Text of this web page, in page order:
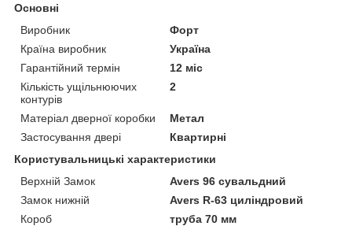
Основні
Виробник
Форт
Країна виробник
Україна
Гарантійний термін
12 міс
Кількість ущільнюючих
контурів
2
Матеріал дверної коробки
Метал
Застосування двері
Квартирні
Користувальницькі характеристики
Верхній Замок
Avers 96 сувальдний
Замок нижній
Avers R-63 циліндровий
Короб
труба 70 мм